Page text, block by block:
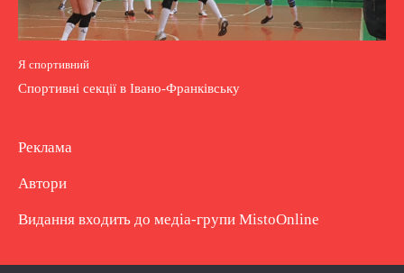
Я спортивний
Спортивні секції в Івано-Франківську
Реклама
Автори
Видання входить до медіа-групи MistoOnline